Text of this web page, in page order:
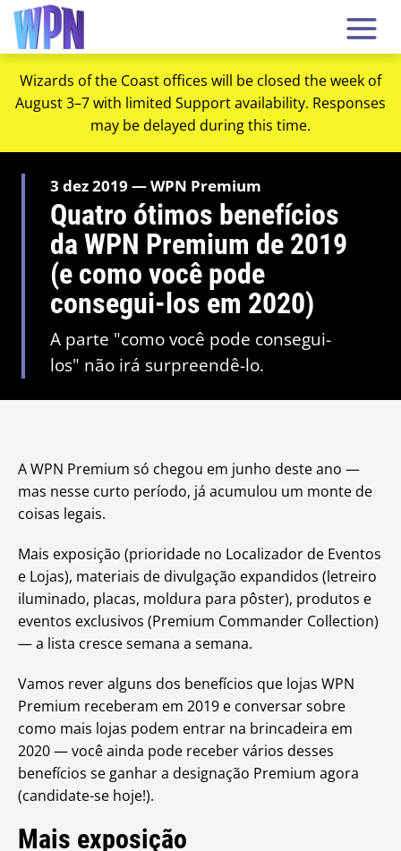
Wizards of the Coast offices will be closed the week of
August 3–7 with limited Support availability. Responses
may be delayed during this time.
3 dez 2019 — WPN Premium
Quatro ótimos benefícios
da WPN Premium de 2019
(e como você pode
consegui-los em 2020)
A parte "como você pode consegui-
los" não irá surpreendê-lo.
A WPN Premium só chegou em junho deste ano —
mas nesse curto período, já acumulou um monte de
coisas legais.
Mais exposição (prioridade no Localizador de Eventos
e Lojas), materiais de divulgação expandidos (letreiro
iluminado, placas, moldura para pôster), produtos e
eventos exclusivos (Premium Commander Collection)
— a lista cresce semana a semana.
Vamos rever alguns dos benefícios que lojas WPN
Premium receberam em 2019 e conversar sobre
como mais lojas podem entrar na brincadeira em
2020 — você ainda pode receber vários desses
benefícios se ganhar a designação Premium agora
(candidate-se hoje!).
Mais exposição